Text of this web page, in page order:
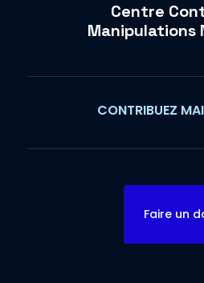
Centre
Manipulations
CONTRIBUEZ
Faire un